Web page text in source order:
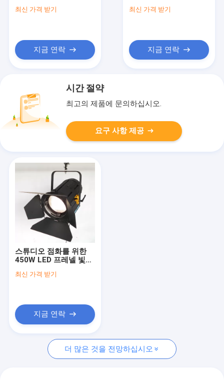
원을 사용하는 70W
최신 가격 받기
지금 연락
위해 점화합니다
최신 가격 받기
지금 연락
시간 절약
최고의 제품에 문의하십시오.
요구 사항 제공
스튜디오 점화를 위한
450W LED 프레넬 빛
보충 LED 영화에 의하여
최신 가격 받기
지금 연락
더 많은 것을 전망하십시오